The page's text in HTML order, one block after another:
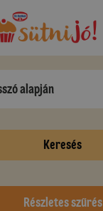
Keresés
Részletes szűrés